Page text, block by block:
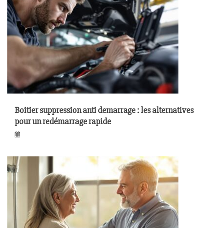
Boitier suppression anti demarrage : les alternatives
pour un redémarrage rapide